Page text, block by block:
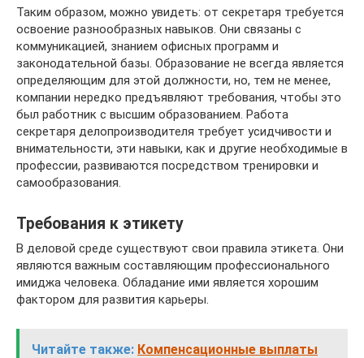
Таким образом, можно увидеть: от секретаря требуется
освоение разнообразных навыков. Они связаны с
коммуникацией, знанием офисных программ и
законодательной базы. Образование не всегда является
определяющим для этой должности, но, тем не менее,
компании нередко предъявляют требования, чтобы это
был работник с высшим образованием. Работа
секретаря делопроизводителя требует усидчивости и
внимательности, эти навыки, как и другие необходимые в
профессии, развиваются посредством тренировки и
самообразования.
Требования к этикету
В деловой среде существуют свои правила этикета. Они
являются важным составляющим профессионального
имиджа человека. Обладание ими является хорошим
фактором для развития карьеры.
Читайте также: Компенсационные выплаты